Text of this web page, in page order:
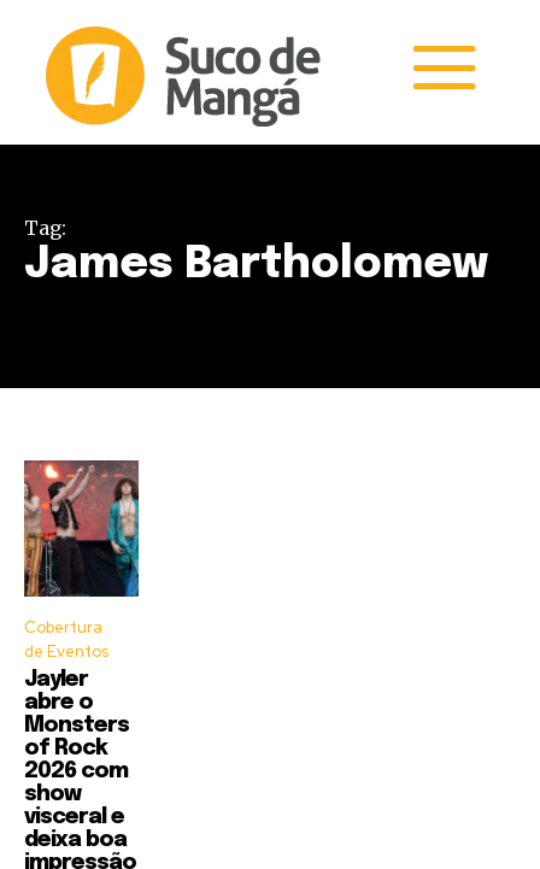
Tag:
James Bartholomew
Cobertura
de Eventos
Jayler
abre o
Monsters
of Rock
2026 com
show
visceral e
deixa boa
impressão